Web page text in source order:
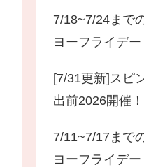
7/18~7/24まで
ヨーフライデー
[7/31更新]スピ
出前2026開催！
7/11~7/17まで
ヨーフライデー